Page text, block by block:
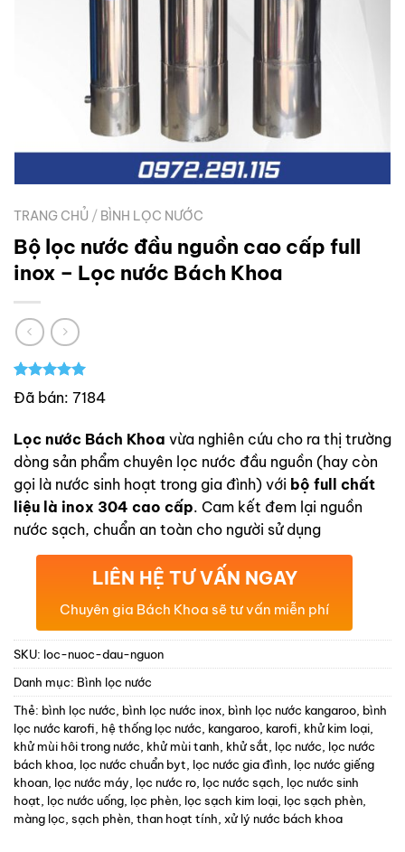
TRANG CHỦ / BÌNH LỌC NƯỚC
Bộ lọc nước đầu nguồn cao cấp full
inox – Lọc nước Bách Khoa
5.00 trên 5
dựa trên
1
Đã bán: 7184
Lọc nước Bách Khoa vừa nghiên cứu cho ra thị trường
dòng sản phẩm chuyên lọc nước đầu nguồn (hay còn
gọi là nước sinh hoạt trong gia đình) với bộ full chất
liệu là inox 304 cao cấp. Cam kết đem lại nguồn
nước sạch, chuẩn an toàn cho người sử dụng
LIÊN HỆ TƯ VẤN NGAY
Chuyên gia Bách Khoa sẽ tư vấn miễn phí
SKU: loc-nuoc-dau-nguon
Danh mục: Bình lọc nước
Thẻ: bình lọc nước bình lọc nước inox bình lọc nước kangaroo bình
lọc nước karofi hệ thống lọc nước kangaroo karofi khử kim loại
khử mùi hôi trong nước khử mùi tanh khử sắt lọc nước lọc nước
bách khoa lọc nước chuẩn byt lọc nước gia đình lọc nước giếng
khoan lọc nước máy lọc nước ro lọc nước sạch lọc nước sinh
hoạt lọc nước uống lọc phèn lọc sạch kim loại lọc sạch phèn
màng lọc sạch phèn than hoạt tính xử lý nước bách khoa